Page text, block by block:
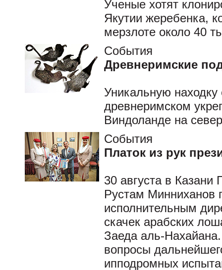
Ученые хотят
Якутии жеребенка,
мерзлоте около 40
События
Древнеримские
Уникальную
древнеримском
Виндоланде на
События
Платок из рук
30 августа в Казани
Рустам Минниханов
исполнительным
скачек арабских
Заеда аль-
вопросы
ипподромных